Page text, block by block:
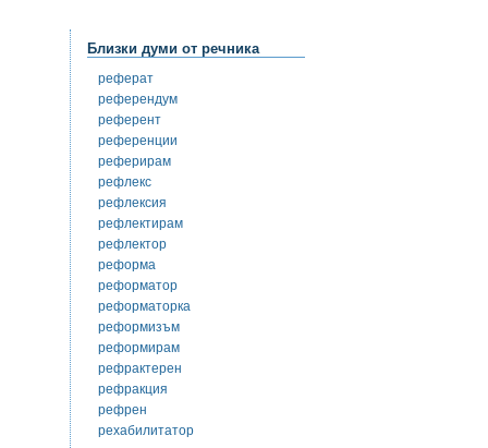
Близки думи от речника
реферат
референдум
референт
референции
реферирам
рефлекс
рефлексия
рефлектирам
рефлектор
реформа
реформатор
реформаторка
реформизъм
реформирам
рефрактерен
рефракция
рефрен
рехабилитатор